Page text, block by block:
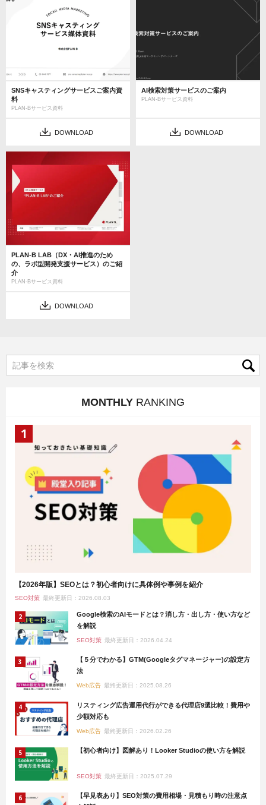
SNSキャスティングサービスご案内資
料
PLAN-Bサービス資料
DOWNLOAD
AI検索対策サービスのご案内
PLAN-Bサービス資料
DOWNLOAD
PLAN-B LAB（DX・AI推進のため
の、ラボ型開発支援サービス）のご紹
介
PLAN-Bサービス資料
DOWNLOAD
MONTHLY RANKING
【2026年版】SEOとは？初心者向けに具体例や事例を紹介
SEO対策 最終更新日：2026.08.03
Google検索のAIモードとは？消し方・出し方・使い方など
を解説
SEO対策 最終更新日：2026.04.24
【５分でわかる】GTM(Googleタグマネージャー)の設定方
法
Web広告 最終更新日：2025.08.26
リスティング広告運用代行ができる代理店9選比較！費用や
少額対応も
Web広告 最終更新日：2026.02.26
【初心者向け】図解あり！Looker Studioの使い方を解説
SEO対策 最終更新日：2025.07.29
【早見表あり】SEO対策の費用相場・見積もり時の注意点